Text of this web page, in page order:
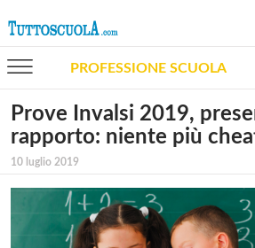
PROFESSIONE SCUOLA
Prove Invalsi 2019,
rapporto: niente più
10 luglio 2019